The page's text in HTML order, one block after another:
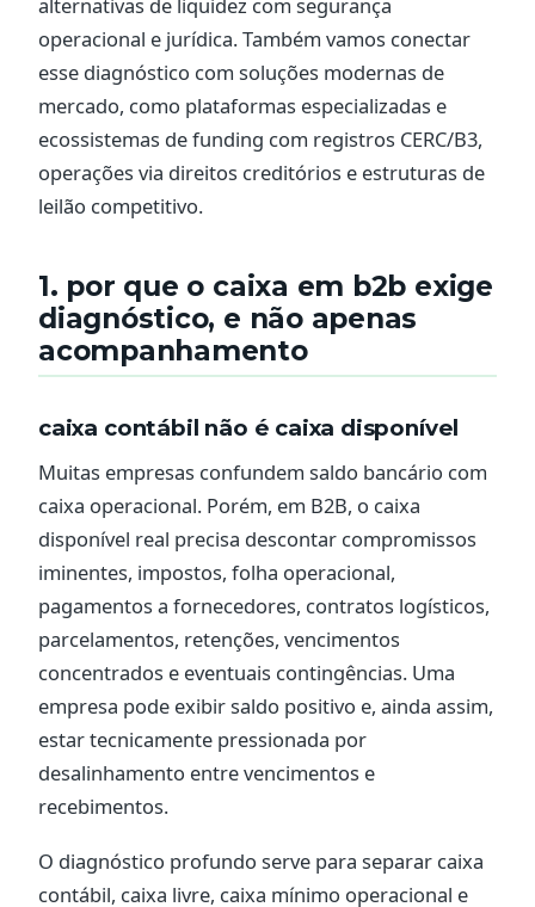
operacional e jurídica. Também vamos conectar
esse diagnóstico com soluções modernas de
mercado, como plataformas especializadas e
ecossistemas de funding com registros CERC/B3,
operações via direitos creditórios e estruturas de
leilão competitivo.
1. por que o caixa em b2b exige
diagnóstico, e não apenas
acompanhamento
caixa contábil não é caixa disponível
Muitas empresas confundem saldo bancário com
caixa operacional. Porém, em B2B, o caixa
disponível real precisa descontar compromissos
iminentes, impostos, folha operacional,
pagamentos a fornecedores, contratos logísticos,
parcelamentos, retenções, vencimentos
concentrados e eventuais contingências. Uma
empresa pode exibir saldo positivo e, ainda assim,
estar tecnicamente pressionada por
desalinhamento entre vencimentos e
recebimentos.
O diagnóstico profundo serve para separar caixa
contábil, caixa livre, caixa mínimo operacional e